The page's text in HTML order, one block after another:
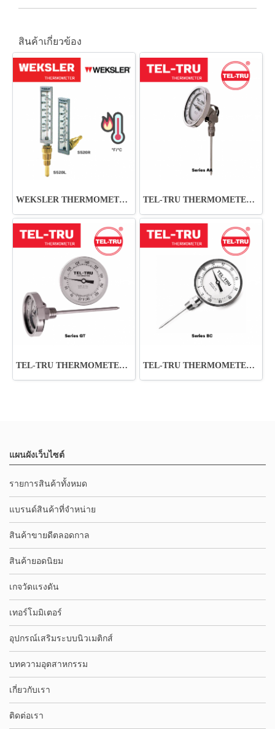
สินค้าเกี่ยวข้อง
WEKSLER THERMOMETER S Series TEL-TRU THERMOMETER AA Series
TEL-TRU THERMOMETER GT Series TEL-TRU THERMOMETER BC Series
แผนผังเว็บไซต์
รายการสินค้าทั้งหมด
แบรนด์สินค้าที่จำหน่าย
สินค้าขายดีตลอดกาล
สินค้ายอดนิยม
เกจวัดแรงดัน
เทอร์โมมิเตอร์
อุปกรณ์เสริมระบบนิวเมติกส์
บทความอุตสาหกรรม
เกี่ยวกับเรา
ติดต่อเรา